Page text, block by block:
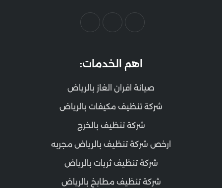
اهم الخدمات:
صيانة افران الغاز بالرياض
شركة تنظيف مكيفات بالرياض
شركة تنظيف بالخرج
ارخص شركة تنظيف بالرياض مجربه
شركة تنظيف ثريات بالرياض
شركة تنظيف مطابخ بالرياض